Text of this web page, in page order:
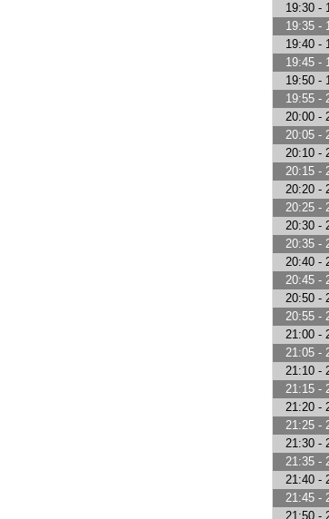
19:30 -
19:35 -
19:40 -
19:45 -
19:50 -
19:55 -
20:00 -
20:05 -
20:10 -
20:15 -
20:20 -
20:25 -
20:30 -
20:35 -
20:40 -
20:45 -
20:50 -
20:55 -
21:00 -
21:05 -
21:10 -
21:15 -
21:20 -
21:25 -
21:30 -
21:35 -
21:40 -
21:45 -
21:50 -